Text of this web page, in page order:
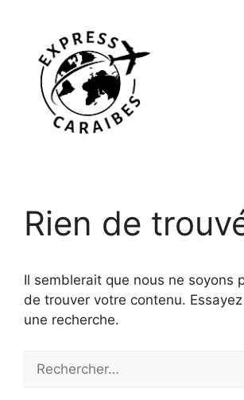
contenu
Rien de
Il semblerait que nous ne soyons
de trouver votre contenu.
une recherche.